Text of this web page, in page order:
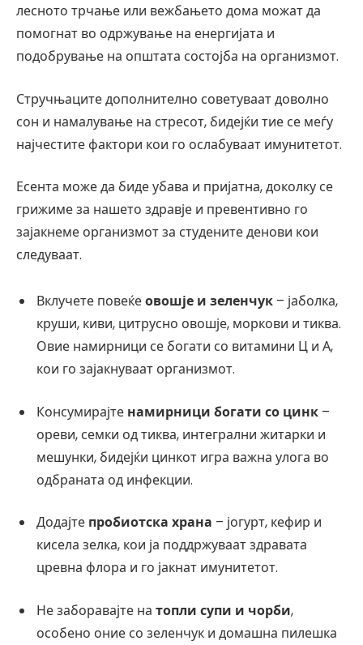
лесното трчање или вежбањето дома можат да
помогнат во одржување на енергијата и
подобрување на општата состојба на организмот.
Стручњаците дополнително советуваат доволно
сон и намалување на стресот, бидејќи тие се меѓу
најчестите фактори кои го ослабуваат имунитетот.
Есента може да биде убава и пријатна, доколку се
грижиме за нашето здравје и превентивно го
зајакнеме организмот за студените денови кои
следуваат.
Вклучете повеќеовошје и зеленчук – јаболка,
круши, киви, цитрусно овошје, моркови и тиква.
Овие намирници се богати со витамини Ц и А,
кои го зајакнуваат организмот.
Консумирајте намирници богати со цинк –
ореви, семки од тиква, интегрални житарки и
мешунки, бидејќи цинкот игра важна улога во
одбраната од инфекции.
Додајте пробиотска храна – јогурт, кефир и
кисела зелка, кои ја поддржуваат здравата
цревна флора и го јакнат имунитетот.
Не заборавајте на топли супи и чорби,
особено оние со зеленчук и домашна пилешка